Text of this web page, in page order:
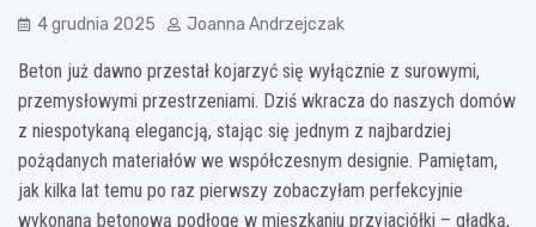
4 grudnia 2025 Joanna Andrzejczak
Beton już dawno przestał kojarzyć się wyłącznie z surowymi,
przemysłowymi przestrzeniami. Dziś wkracza do naszych domów
z niespotykaną elegancją, stając się jednym z najbardziej
pożądanych materiałów we współczesnym designie. Pamiętam,
jak kilka lat temu po raz pierwszy zobaczyłam perfekcyjnie
wykonaną betonową podłogę w mieszkaniu przyjaciółki – gładką,